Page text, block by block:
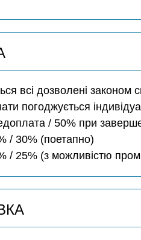
всі дозволені законом
погоджується
/ 50% при
/ 30% (поетапно)
/ 25% (з можливістю